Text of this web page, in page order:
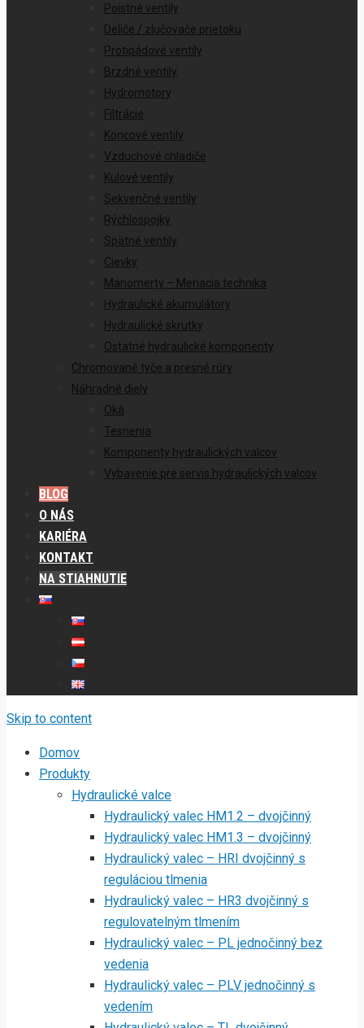
Poistné ventily
Deliče / zlučovače prietoku
Protipádové ventily
Brzdné ventily
Hydromotory
Filtrácie
Koncové ventily
Vzduchové chladiče
Kulové ventily
Sekvenčné ventily
Rýchlospojky
Spätné ventily
Cievky
Manomerty – Meriacia technika
Hydraulické akumulátory
Hydraulické skrutky
Ostatné hydraulické komponenty
Chromované tyče a presné rúry
Náhradné diely
Oká
Tesnenia
Komponenty hydraulických valcov
Vybavenie pre servis hydraulických valcov
BLOG
O NÁS
KARIÉRA
KONTAKT
NA STIAHNUTIE
Skip to content
Domov
Produkty
Hydraulické valce
Hydraulický valec HM1.2 – dvojčinný
Hydraulický valec HM1.3 – dvojčinný
Hydraulický valec – HRI dvojčinný s
reguláciou tlmenia
Hydraulický valec – HR3 dvojčinný s
regulovatelným tlmením
Hydraulický valec – PL jednočinný bez
vedenia
Hydraulický valec – PLV jednočinný s
vedením